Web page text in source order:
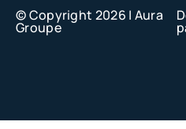
© Copyright 2026 | Aura
Groupe